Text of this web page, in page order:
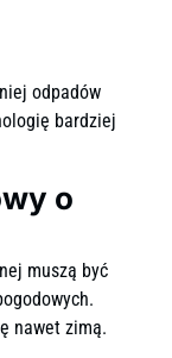
odpadów
bardziej
o
muszą być
nawet zimą.